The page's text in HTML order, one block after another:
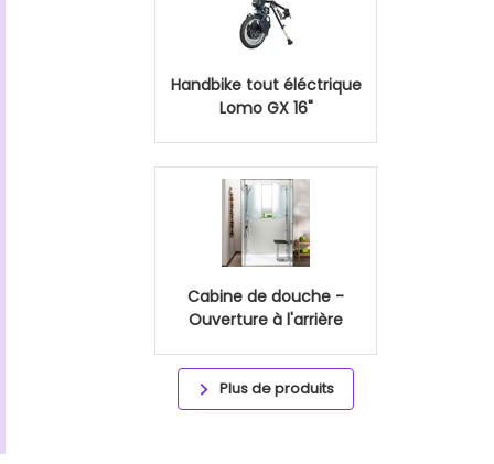
Handbike tout éléctrique
Lomo GX 16"
Cabine de douche -
Ouverture à l'arrière
Plus de produits